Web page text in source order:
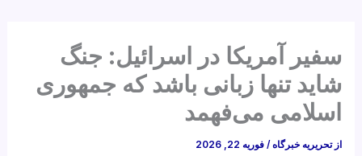
سفیر آمریکا در اسرائیل: جنگ
شاید تنها زبانی باشد که جمهوری
اسلامی می‌فهمد
از تحریریه خبرگاه/فوریه 22, 2026